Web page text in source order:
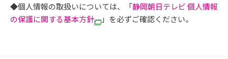
◆個人情報の取扱いについては、「静岡朝日テレビ 個人情報
の保護に関する基本方針
」を必ずご確認ください。